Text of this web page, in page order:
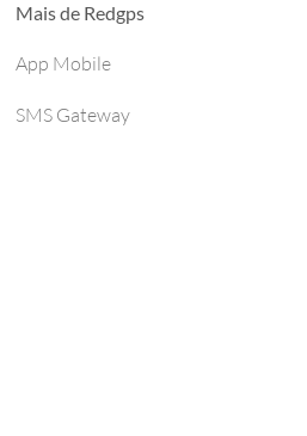
Mais de Redgps
App Mobile
SMS Gateway